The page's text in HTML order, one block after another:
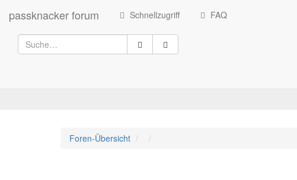
passknacker forum Schnellzugriff FAQ
Foren-Übersicht